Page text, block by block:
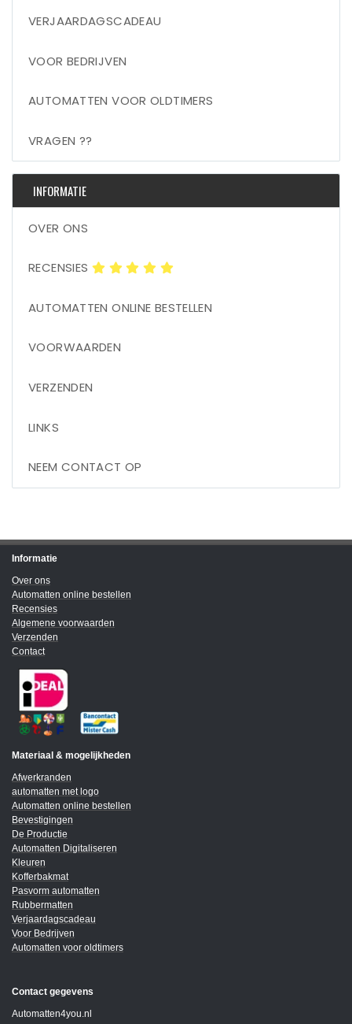
VERJAARDAGSCADEAU
VOOR BEDRIJVEN
AUTOMATTEN VOOR OLDTIMERS
VRAGEN ??
INFORMATIE
OVER ONS
RECENSIES
AUTOMATTEN ONLINE BESTELLEN
VOORWAARDEN
VERZENDEN
LINKS
NEEM CONTACT OP
Informatie
Over ons
Automatten online bestellen
Recensies
Algemene voorwaarden
Verzenden
Contact
Materiaal & mogelijkheden
Afwerkranden
automatten met logo
Automatten online bestellen
Bevestigingen
De Productie
Automatten Digitaliseren
Kleuren
Kofferbakmat
Pasvorm automatten
Rubbermatten
Verjaardagscadeau
Voor Bedrijven
Automatten voor oldtimers
Contact gegevens
Automatten4you.nl